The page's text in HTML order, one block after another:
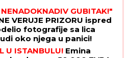
GUBITAK!"
VERUJE PRIZORU ispred
fotografije sa lica
oko njega u panici!
U ISTANBULU! Emina